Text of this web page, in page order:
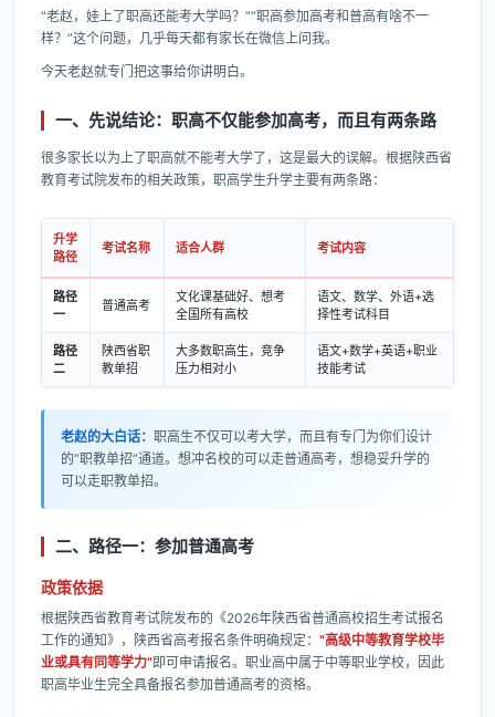
“老赵，娃上了职高还能考大学吗？”“职高参加高考和普高有啥不一
样？”这个问题，几乎每天都有家长在微信上问我。
今天老赵就专门把这事给你讲明白。
一、先说结论：职高不仅能参加高考，而且有两条路
很多家长以为上了职高就不能考大学了，这是最大的误解。根据陕西省
教育考试院发布的相关政策，职高学生升学主要有两条路：
升学
路径
考试名称 适合人群 考试内容
路径
一
普通高考
文化课基础好、想考
全国所有高校
语文、数学、外语+选
择性考试科目
路径
二
陕西省职
教单招
大多数职高生，竞争
压力相对小
语文+数学+英语+职业
技能考试
老赵的大白话： 职高生不仅可以考大学，而且有专门为你们设计
的“职教单招”通道。想冲名校的可以走普通高考，想稳妥升学的
可以走职教单招。
二、路径一：参加普通高考
政策依据
根据陕西省教育考试院发布的《2026年陕西省普通高校招生考试报名
工作的通知》，陕西省高考报名条件明确规定： “高级中等教育学校毕
业或具有同等学力”即可申请报名。职业高中属于中等职业学校，因此
职高毕业生完全具备报名参加普通高考的资格。